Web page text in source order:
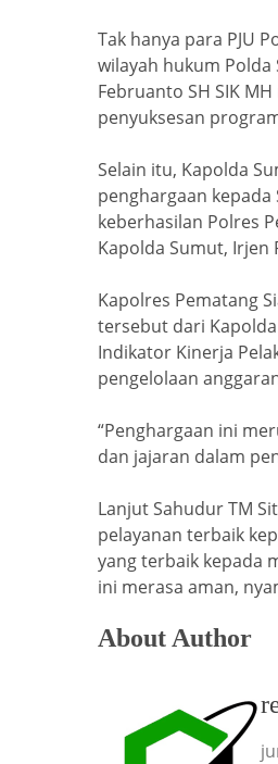
Tak hanya para PJU
wilayah hukum
Februanto SH SIK
penyuksesan
Selain itu, Kapolda
penghargaan
keberhasilan Polres
Kapolda Sumut, Irjen
Kapolres Pematang
tersebut dari
Indikator Kinerja
pengelolaan
“Penghargaan ini
dan jajaran dalam
Lanjut Sahudur TM
pelayanan terbaik
yang terbaik kepada
ini merasa aman,
About Author